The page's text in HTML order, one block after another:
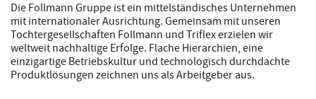
Die Follmann Gruppe ist ein mittelständisches Unternehmen
mit internationaler Ausrichtung. Gemeinsam mit unseren
Tochtergesellschaften Follmann und Triflex erzielen wir
weltweit nachhaltige Erfolge. Flache Hierarchien, eine
einzigartige Betriebskultur und technologisch durchdachte
Produktlösungen zeichnen uns als Arbeitgeber aus.